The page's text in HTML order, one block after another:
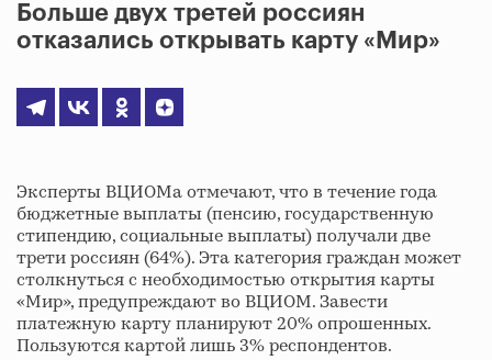
Больше двух третей россиян
отказались открывать карту «Мир»
Эксперты ВЦИОМа отмечают, что в течение года
бюджетные выплаты (пенсию, государственную
стипендию, социальные выплаты) получали две
трети россиян (64%). Эта категория граждан может
столкнуться с необходимостью открытия карты
«Мир», предупреждают во ВЦИОМ. Завести
платежную карту планируют 20% опрошенных.
Пользуются картой лишь 3% респондентов.